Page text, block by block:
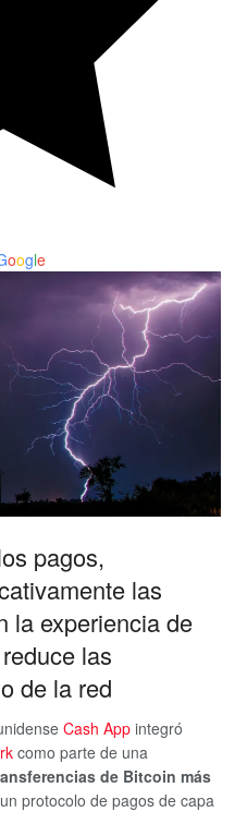
oogle
pagos,
las
la experiencia de
las
de la red
Cash App integró
como parte de una
de Bitcoin más
protocolo de pagos de capa